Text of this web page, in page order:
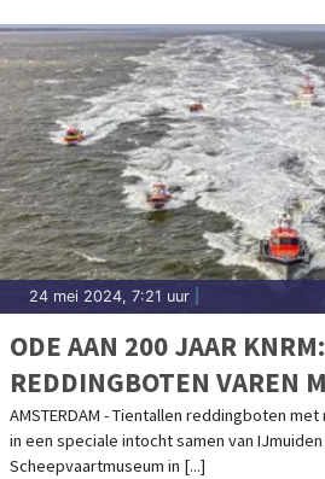
24 mei 2024, 7:21 uur
ODE AAN 200 JAAR
REDDINGBOTEN VAREN
100 VRIJWILLIGERS VAN
HET
AMSTERDAM - Tientallen reddingboten
in een speciale intocht samen van
Scheepvaartmuseum in [...]